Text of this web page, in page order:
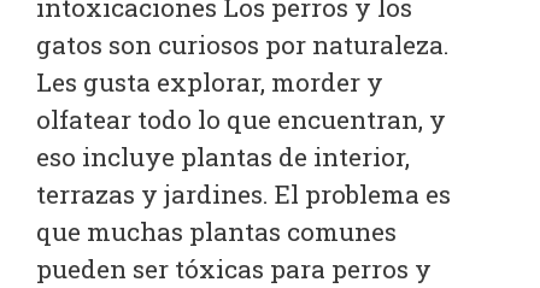
intoxicaciones Los perros y los
gatos son curiosos por naturaleza.
Les gusta explorar, morder y
olfatear todo lo que encuentran, y
eso incluye plantas de interior,
terrazas y jardines. El problema es
que muchas plantas comunes
pueden ser tóxicas para perros y